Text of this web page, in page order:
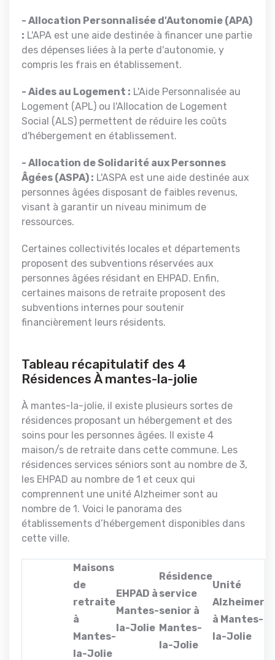
- Allocation Personnalisée d'Autonomie (APA)
: L'APA est une aide destinée à financer une partie
des dépenses liées à la perte d'autonomie, y
compris les frais en établissement.
- Aides au Logement : L'Aide Personnalisée au
Logement (APL) ou l'Allocation de Logement
Social (ALS) permettent de réduire les coûts
d'hébergement en établissement.
- Allocation de Solidarité aux Personnes
Âgées (ASPA) : L'ASPA est une aide destinée aux
personnes âgées disposant de faibles revenus,
visant à garantir un niveau minimum de
ressources.
Certaines collectivités locales et départements
proposent des subventions réservées aux
personnes âgées résidant en EHPAD. Enfin,
certaines maisons de retraite proposent des
subventions internes pour soutenir
financièrement leurs résidents.
Tableau récapitulatif des 4
Résidences À mantes-la-jolie
À mantes-la-jolie, il existe plusieurs sortes de
résidences proposant un hébergement et des
soins pour les personnes âgées. Il existe 4
maison/s de retraite dans cette commune. Les
résidences services séniors sont au nombre de 3,
les EHPAD au nombre de 1 et ceux qui
comprennent une unité Alzheimer sont au
nombre de 1. Voici le panorama des
établissements d’hébergement disponibles dans
cette ville.
Maisons
de
retraite
à
Mantes-
la-Jolie
EHPAD à
Mantes-
la-Jolie
Résidence
service
senior à
Mantes-
la-Jolie
Unité
Alzheimer
à Mantes-
la-Jolie